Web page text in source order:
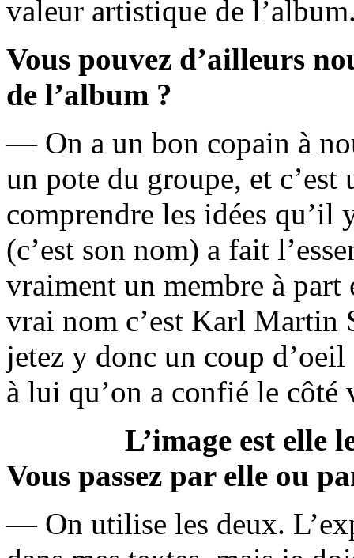
valeur artistique de
Vous pouvez d’ailleurs
de l’album ?
— On a un bon copain à
un pote du groupe, et c’est
comprendre les idées qu’il
(c’est son nom) a fait
vraiment un membre à
vrai nom c’est Karl Martin
jetez y donc un coup
à lui qu’on a confié le
L’image est elle
Vous passez par elle ou
— On utilise les deux.